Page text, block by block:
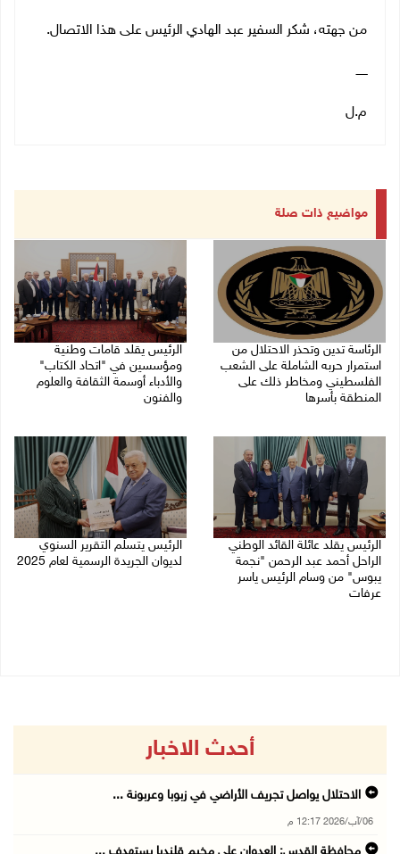
من جهته، شكر السفير عبد الهادي الرئيس على هذا الاتصال.
ــــــ
م.ل
مواضيع ذات صلة
الرئاسة تدين وتحذر الاحتلال من
استمرار حربه الشاملة على الشعب
الفلسطيني ومخاطر ذلك على
المنطقة بأسرها
الرئيس يقلد قامات وطنية
ومؤسسين في "اتحاد الكتاب"
والأدباء أوسمة الثقافة والعلوم
والفنون
الرئيس يقلد عائلة القائد الوطني
الراحل أحمد عبد الرحمن "نجمة
يبوس" من وسام الرئيس ياسر
عرفات
الرئيس يتسلّم التقرير السنوي
لديوان الجريدة الرسمية لعام 2025
أحدث الاخبار
الاحتلال يواصل تجريف الأراضي في زبوبا وعربونة ...
06/آب/2026 12:17 م